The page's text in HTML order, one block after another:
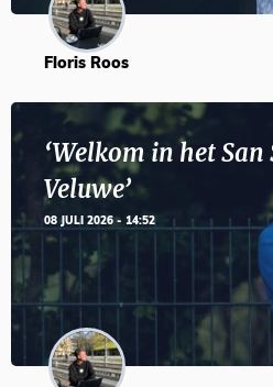
Floris Roos
‘Welkom in het
Veluwe’
08 JULI 2026 - 14:52